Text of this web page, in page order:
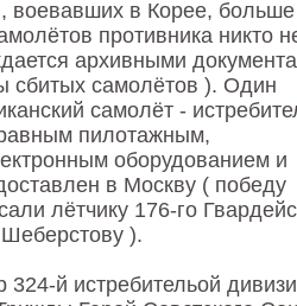
воевавших в Корее, больше
противника никто
архивными
сбитых самолётов ). Один
самолёт -
пилотажным,
оборудованием и
в Москву ( победу
лётчику 176-го
).
й истребительой